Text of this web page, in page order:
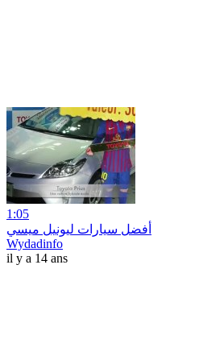
1:05
أفضل سيارات ليونيل ميسي
Wydadinfo
il y a 14 ans